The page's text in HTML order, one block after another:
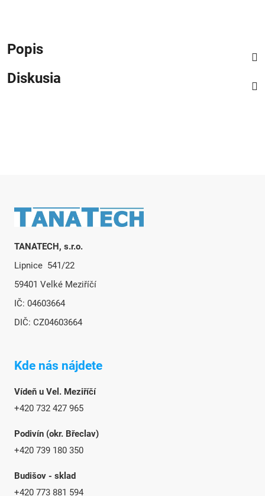
Popis
Diskusia
Zápätie
TANATECH, s.r.o.
Lipnice 541/22
59401 Velké Meziříčí
IČ: 04603664
DIČ: CZ04603664
Kde nás nájdete
Vídeň u Vel. Meziříčí
+420 732 427 965
Podivín (okr. Břeclav)
+420 739 180 350
Budišov - sklad
+420 773 881 594